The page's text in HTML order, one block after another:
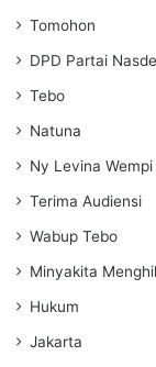
Tomohon
DPD Partai
Tebo
Natuna
Ny Levina Wempi
Terima Audiensi
Wabup Tebo
Minyakita
Hukum
Jakarta